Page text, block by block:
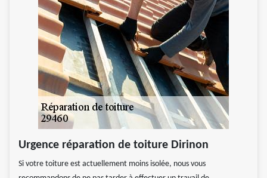
Urgence réparation de toiture Dirinon
Si votre toiture est actuellement moins isolée, nous vous